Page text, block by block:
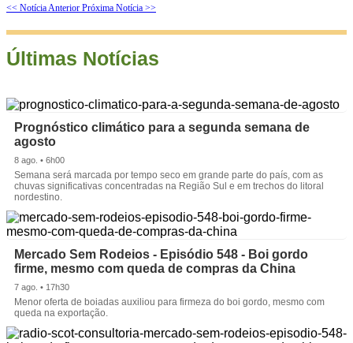
<< Notícia Anterior Próxima Notícia >>
Últimas Notícias
Prognóstico climático para a segunda semana de
agosto
8 ago. • 6h00
Semana será marcada por tempo seco em grande parte do país, com as
chuvas significativas concentradas na Região Sul e em trechos do litoral
nordestino.
Mercado Sem Rodeios - Episódio 548 - Boi gordo
firme, mesmo com queda de compras da China
7 ago. • 17h30
Menor oferta de boiadas auxiliou para firmeza do boi gordo, mesmo com
queda na exportação.